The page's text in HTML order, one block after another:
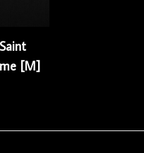
[M]